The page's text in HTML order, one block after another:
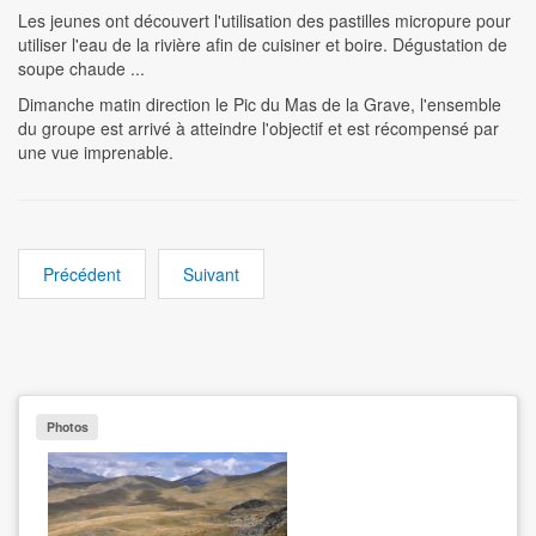
Les jeunes ont découvert l'utilisation des pastilles micropure pour
utiliser l'eau de la rivière afin de cuisiner et boire. Dégustation de
soupe chaude ...
Dimanche matin direction le Pic du Mas de la Grave, l'ensemble
du groupe est arrivé à atteindre l'objectif et est récompensé par
une vue imprenable.
Précédent Suivant
Photos